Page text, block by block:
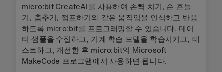
micro:bit CreateAI를 사용하여 손뼉 치기, 손 흔들
기, 춤추기, 점프하기와 같은 움직임을 인식하고 반응
하도록 micro:bit를 프로그래밍할 수 있습니다. 데이
터 샘플을 수집하고, 기계 학습 모델을 학습시키고, 테
스트하고, 개선한 후 micro:bit의 Microsoft
MakeCode 프로그램에서 사용하면 됩니다.